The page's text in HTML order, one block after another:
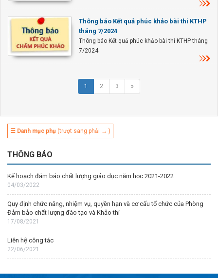
Thông báo Kết quả phúc khảo bài thi KTHP
tháng 7/2024
Thông báo Kết quả phúc khảo bài thi KTHP tháng
7/2024
1 2 3 »
☰ Danh mục phụ (trượt sang phải → )
THÔNG BÁO
Kế hoạch đảm bảo chất lượng giáo dục năm học 2021-2022
04/03/2022
Quy định chức năng, nhiệm vụ, quyền hạn và cơ cấu tổ chức của Phòng
Đảm bảo chất lượng đào tạo và Khảo thí
17/08/2021
Liên hệ công tác
22/06/2021